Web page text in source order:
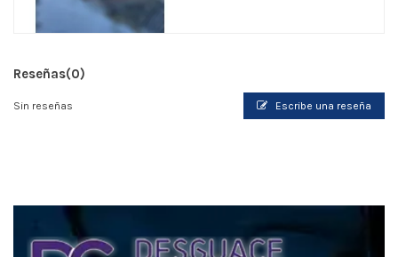
Reseñas(0)
Sin reseñas Escribe una reseña